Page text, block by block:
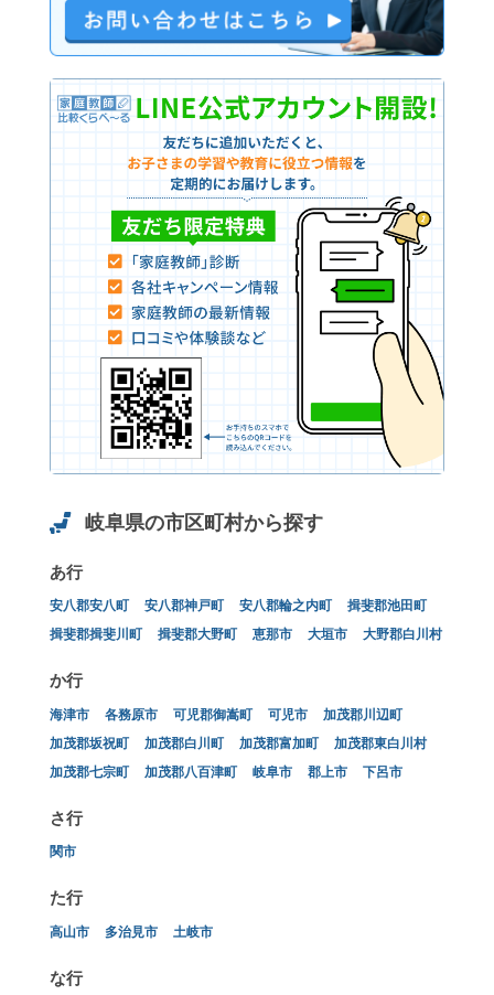
岐阜県の市区町村から探す
あ行
安八郡安八町 安八郡神戸町 安八郡輪之内町
揖斐郡池田町
揖斐郡揖斐川町
揖斐郡大野町 恵那市 大垣市 大野郡白川村
か行
海津市 各務原市 可児郡御嵩町 可児市
加茂郡川辺町
加茂郡坂祝町
加茂郡白川町 加茂郡富加町
加茂郡東白川村
加茂郡七宗町
加茂郡八百津町 岐阜市 郡上市 下呂市
さ行
関市
た行
高山市 多治見市 土岐市
な行